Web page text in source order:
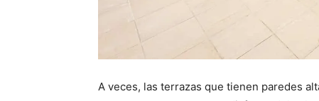
A veces, las terrazas que tienen paredes